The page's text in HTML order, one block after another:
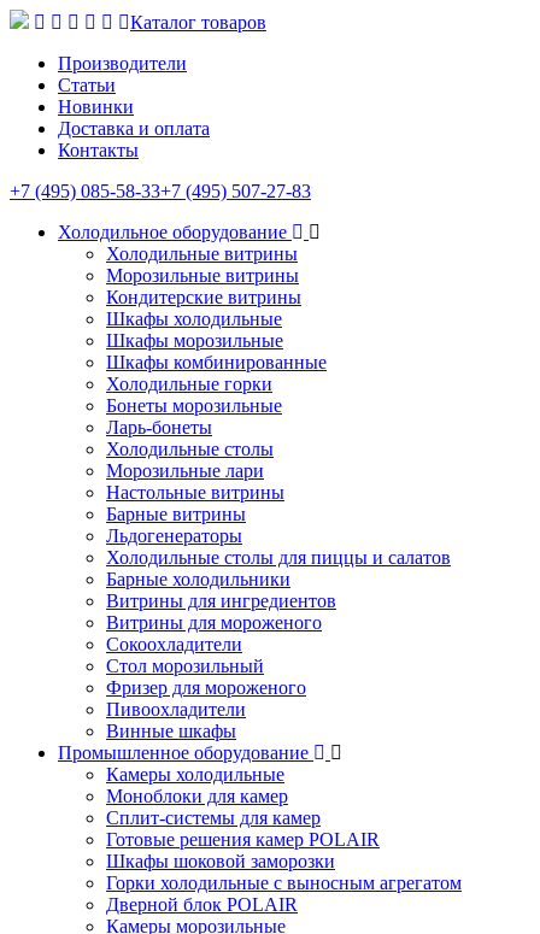
Каталог товаров
Производители
Статьи
Новинки
Доставка и оплата
Контакты
+7 (495) 085-58-33+7 (495) 507-27-83
Холодильное оборудование
Холодильные витрины
Морозильные витрины
Кондитерские витрины
Шкафы холодильные
Шкафы морозильные
Шкафы комбинированные
Холодильные горки
Бонеты морозильные
Ларь-бонеты
Холодильные столы
Морозильные лари
Настольные витрины
Барные витрины
Льдогенераторы
Холодильные столы для пиццы и салатов
Барные холодильники
Витрины для ингредиентов
Витрины для мороженого
Сокоохладители
Стол морозильный
Фризер для мороженого
Пивоохладители
Винные шкафы
Промышленное оборудование
Камеры холодильные
Моноблоки для камер
Сплит-системы для камер
Готовые решения камер POLAIR
Шкафы шоковой заморозки
Горки холодильные с выносным агрегатом
Дверной блок POLAIR
Камеры морозильные